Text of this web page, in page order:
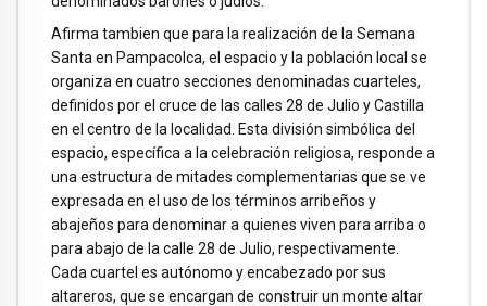
Afirma tambien que para la realización de la Semana
Santa en Pampacolca, el espacio y la población local se
organiza en cuatro secciones denominadas cuarteles,
definidos por el cruce de las calles 28 de Julio y Castilla
en el centro de la localidad. Esta división simbólica del
espacio, específica a la celebración religiosa, responde a
una estructura de mitades complementarias que se ve
expresada en el uso de los términos arribeños y
abajeños para denominar a quienes viven para arriba o
para abajo de la calle 28 de Julio, respectivamente.
Cada cuartel es autónomo y encabezado por sus
altareros, que se encargan de construir un monte altar